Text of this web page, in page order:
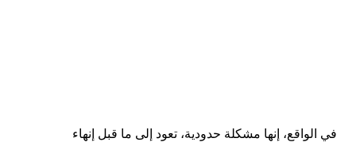
في الواقع، إنها مشكلة حدودية، تعود إلى ما قبل إنهاء